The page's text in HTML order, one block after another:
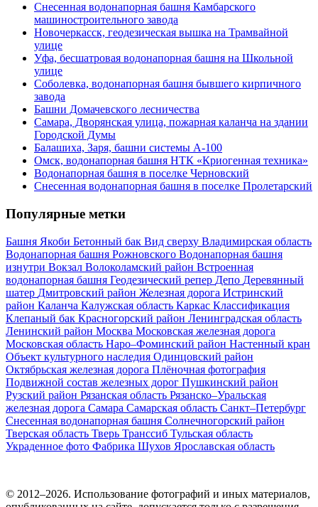
Снесенная водонапорная башня Камбарского
машиностроительного завода
Новочеркасск, геодезическая вышка на Трамвайной
улице
Уфа, бесшатровая водонапорная башня на Школьной
улице
Соболевка, водонапорная башня бывшего кирпичного
завода
Башни Домачевского лесничества
Самара, Дворянская улица, пожарная каланча на здании
Городской Думы
Балашиха, Заря, башни системы А-100
Омск, водонапорная башня НТК «Криогенная техника»
Водонапорная башня в поселке Черновский
Снесенная водонапорная башня в поселке Пролетарский
Популярные метки
Башня Якоби Бетонный бак Вид сверху Владимирская область
Водонапорная башня Рожновского Водонапорная башня
изнутри Вокзал Волоколамский район Встроенная
водонапорная башня Геодезический репер Депо Деревянный
шатер Дмитровский район Железная дорога Истринский
район Каланча Калужская область Каркас Классификация
Клепаный бак Красногорский район Ленинградская область
Ленинский район Москва Московская железная дорога
Московская область Наро–Фоминский район Настенный кран
Объект культурного наследия Одинцовский район
Октябрьская железная дорога Плёночная фотография
Подвижной состав железных дорог Пушкинский район
Рузский район Рязанская область Рязанско–Уральская
железная дорога Самара Самарская область Санкт–Петербург
Снесенная водонапорная башня Солнечногорский район
Тверская область Тверь Транссиб Тульская область
Украденное фото Фабрика Шухов Ярославская область
© 2012–2026. Использование фотографий и иных материалов,